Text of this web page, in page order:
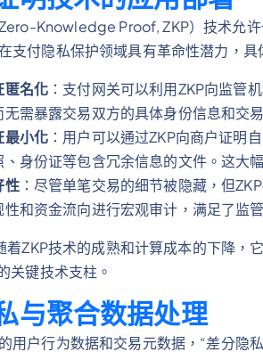
Knowledge Proof, ZKP）技术允
支付隐私保护领域具有革命性潜力，具
匿名化 ：支付网关可以利用ZKP向监管
无需暴露交易双方的具体身份信息和交
最小化 ：用户可以通过ZKP向商户证明
、身份证等包含冗余信息的文件。这大
性：尽管单笔交易的细节被隐藏，但
性和资金流向进行宏观审计，满足了监
ZKP技术的成熟和计算成本的下降，
关键技术支柱。
与聚合数据处理
用户行为数据和交易元数据，“差分